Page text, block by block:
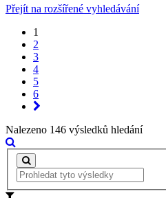
Přejít na rozšířené vyhledávání
1
2
3
4
5
6
Nalezeno 146 výsledků hledání